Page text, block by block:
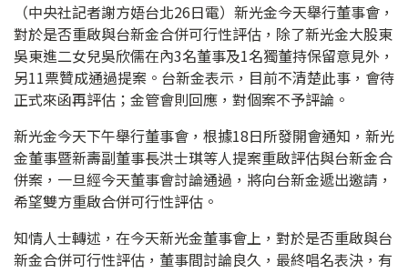
（中央社記者謝方娪台北26日電）新光金今天舉行董事會，
對於是否重啟與台新金合併可行性評估，除了新光金大股東
吳東進二女兒吳欣儒在內3名董事及1名獨董持保留意見外，
另11票贊成通過提案。台新金表示，目前不清楚此事，會待
正式來函再評估；金管會則回應，對個案不予評論。
新光金今天下午舉行董事會，根據18日所發開會通知，新光
金董事暨新壽副董事長洪士琪等人提案重啟評估與台新金合
併案，一旦經今天董事會討論通過，將向台新金遞出邀請，
希望雙方重啟合併可行性評估。
知情人士轉述，在今天新光金董事會上，對於是否重啟與台
新金合併可行性評估，董事間討論良久，最終唱名表決，有